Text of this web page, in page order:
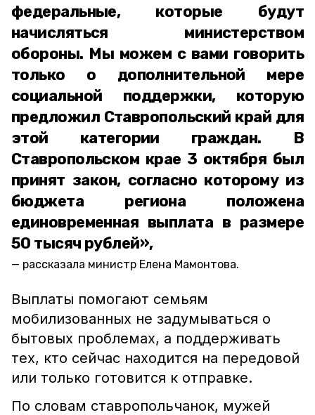
федеральные, которые будут
начисляться министерством
обороны. Мы можем с вами говорить
только о дополнительной мере
социальной поддержки, которую
предложил Ставропольский край для
этой категории граждан. В
Ставропольском крае 3 октября был
принят закон, согласно которому из
бюджета региона положена
единовременная выплата в размере
50 тысяч рублей»,
рассказала министр Елена Мамонтова.
Выплаты помогают семьям
мобилизованных не задумываться о
бытовых проблемах, а поддерживать
тех, кто сейчас находится на передовой
или только готовится к отправке.
По словам ставропольчанок, мужей